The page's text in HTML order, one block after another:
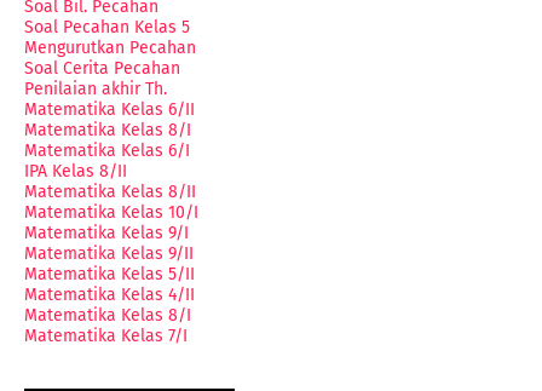
Soal Bil. Pecahan
Soal Pecahan Kelas 5
Mengurutkan Pecahan
Soal Cerita Pecahan
Penilaian akhir Th.
Matematika Kelas 6/II
Matematika Kelas 8/I
Matematika Kelas 6/I
IPA Kelas 8/II
Matematika Kelas 8/II
Matematika Kelas 10/I
Matematika Kelas 9/I
Matematika Kelas 9/II
Matematika Kelas 5/II
Matematika Kelas 4/II
Matematika Kelas 8/I
Matematika Kelas 7/I